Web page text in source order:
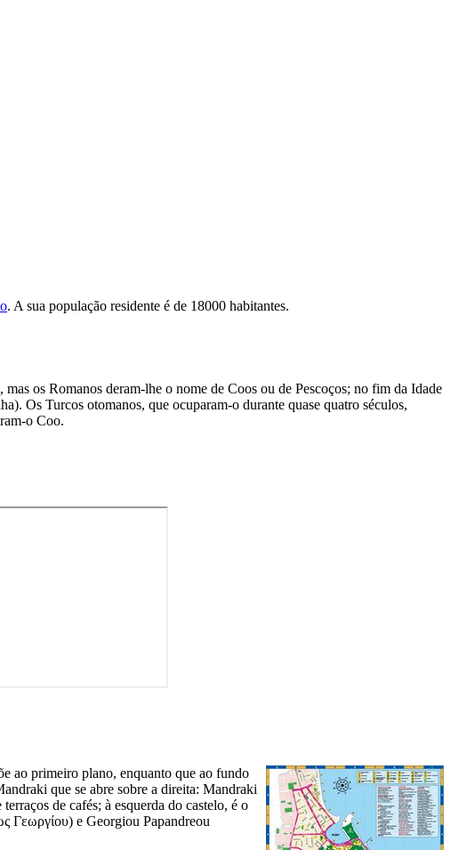
. A sua população residente é de 18000 habitantes.
mas os Romanos deram-lhe o nome de Coos ou de Pescoços; no fim da Idade
Os Turcos otomanos, que ocuparam-o durante quase quatro séculos,
o Coo.
ao primeiro plano, enquanto que ao fundo
que se abre sobre a direita: Mandraki
de cafés; à esquerda do castelo, é o
Γεωργίου) e Georgiou Papandreou